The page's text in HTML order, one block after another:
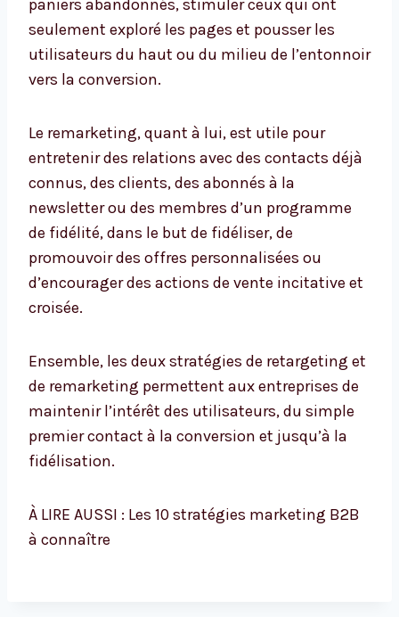
paniers abandonnés, stimuler ceux qui ont
seulement exploré les pages et pousser les
utilisateurs du haut ou du milieu de l’entonnoir
vers la conversion.
Le remarketing, quant à lui, est utile pour
entretenir des relations avec des contacts déjà
connus, des clients, des abonnés à la
newsletter ou des membres d’un programme
de fidélité, dans le but de fidéliser, de
promouvoir des offres personnalisées ou
d’encourager des actions de vente incitative et
croisée.
Ensemble, les deux stratégies de retargeting et
de remarketing permettent aux entreprises de
maintenir l’intérêt des utilisateurs, du simple
premier contact à la conversion et jusqu’à la
fidélisation.
À LIRE AUSSI : Les 10 stratégies marketing B2B
à connaître